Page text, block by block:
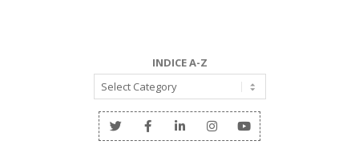
INDICE A-Z
INDICE
A-
Z